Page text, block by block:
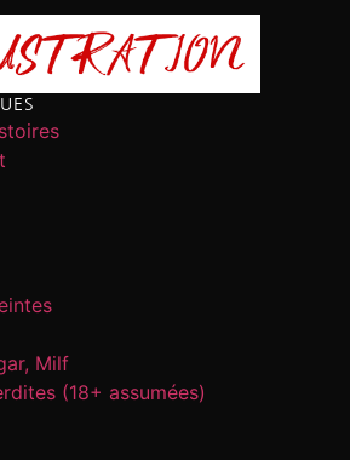
Milf
(18+ assumées)